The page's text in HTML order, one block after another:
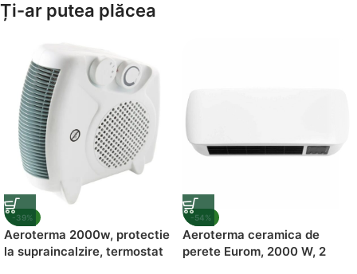
Suporți Hârtie Igenică
Ți-ar putea plăcea
-39%
Aeroterma 2000w, protectie
la supraincalzire, termostat
-54%
Aeroterma ceramica de
perete Eurom, 2000 W, 2